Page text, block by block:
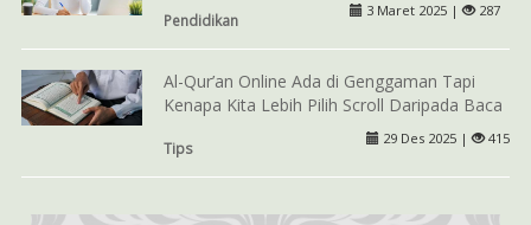
Pendidikan
3 Maret 2025 | 287
Al-Qur’an Online Ada di Genggaman Tapi
Kenapa Kita Lebih Pilih Scroll Daripada Baca
Tips
29 Des 2025 | 415